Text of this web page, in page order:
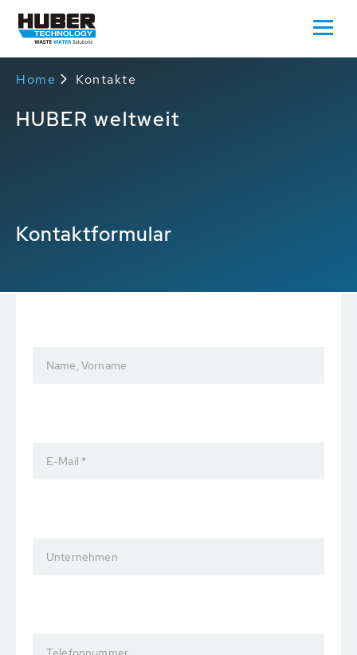
Home Kontakte
HUBER weltweit
Kontaktformular
Name, Vorname
E-Mail *
Unternehmen